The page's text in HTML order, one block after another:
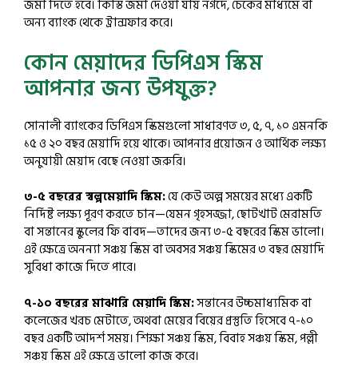
জমা দিতে হবে। কিস্তি জমা দেওয়া যায় নগদে, চেকের মাধ্যমে বা
অন্য ব্যাংক থেকে ট্রান্সফার করে।
কোন মেয়াদের ডিপিএস স্কিম
আপনার জন্য উপযুক্ত?
সোনালী ব্যাংকের ডিপিএস স্কিমগুলো সাধারণত ৩, ৫, ৭, ১০ এমনকি
১৫ ও ২০ বছর মেয়াদি হয়ে থাকে। আপনার প্রয়োজন ও আর্থিক লক্ষ্য
অনুযায়ী মেয়াদ বেছে নেওয়া জরুরি।
৩-৫ বছরের স্বল্পমেয়াদি স্কিম:যে কেউ অল্প সময়ের মধ্যে একটি
নির্দিষ্ট লক্ষ্য পূরণ করতে চান—যেমন গৃহসজ্জা, ছোটখাট মেরামতি
বা সন্তানের স্কুলের ফি বাবদ—তাদের জন্য ৩-৫ বছরের স্কিম ভালো।
এই ক্ষেত্রে অনন্যা সঞ্চয় স্কিম বা অবসর সঞ্চয় স্কিমের ৩ বছর মেয়াদি
সুবিধা কাজে দিতে পারে।
৭-১০ বছরের মাঝারি মেয়াদি স্কিম:সন্তানের উচ্চমাধ্যমিক বা
কলেজের খরচ মেটাতে, অথবা মেয়ের বিয়ের প্রস্তুতি হিসেবে ৭-১০
বছর একটি আদর্শ সময়। শিক্ষা সঞ্চয় স্কিম, বিবাহ সঞ্চয় স্কিম, পল্লী
সঞ্চয় স্কিম এই ক্ষেত্রে ভালো কাজ করে।